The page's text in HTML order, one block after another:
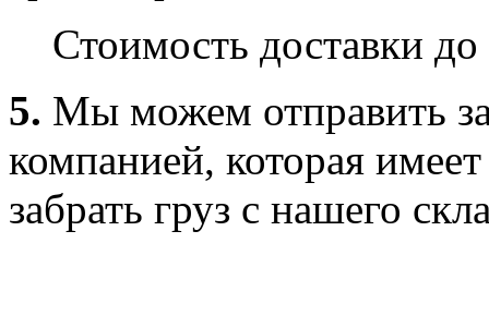
Стоимость доставки
5. Мы можем отправить
компанией, которая
забрать груз с нашего